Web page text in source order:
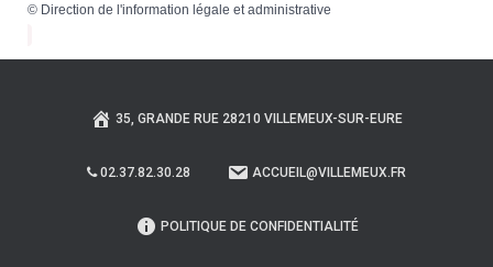
© Direction de l'information légale et administrative
35, GRANDE RUE 28210 VILLEMEUX-SUR-EURE
02.37.82.30.28 ACCUEIL@VILLEMEUX.FR
POLITIQUE DE CONFIDENTIALITÉ